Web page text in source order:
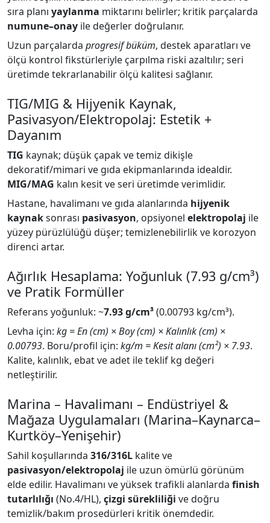
sıra planı yaylanma miktarını belirler; kritik parçalarda
numune–onay ile değerler doğrulanır.
Uzun parçalarda progresif büküm, destek aparatları ve
ölçü kontrol fikstürleriyle çarpılma riski azaltılır; seri
üretimde tekrarlanabilir ölçü kalitesi sağlanır.
TIG/MIG & Hijyenik Kaynak,
Pasivasyon/Elektropolaj: Estetik +
Dayanım
TIG kaynak; düşük çapak ve temiz dikişle
dekoratif/mimari ve gıda ekipmanlarında idealdir.
MIG/MAG kalın kesit ve seri üretimde verimlidir.
Hastane, havalimanı ve gıda alanlarında hijyenik
kaynaksonrası pasivasyon, opsiyonel elektropolaj ile
yüzey pürüzlülüğü düşer; temizlenebilirlik ve korozyon
direnci artar.
Ağırlık Hesaplama: Yoğunluk (7.93 g/cm³)
ve Pratik Formüller
Referans yoğunluk: ~7.93 g/cm³(0.00793 kg/cm³).
Levha için: kg = En (cm) × Boy (cm) × Kalınlık (cm) ×
0.00793. Boru/profil için: kg/m = Kesit alanı (cm²) × 7.93.
Kalite, kalınlık, ebat ve adet ile teklif kg değeri
netleştirilir.
Marina – Havalimanı – Endüstriyel &
Mağaza Uygulamaları (Marina–Kaynarca–
Kurtköy–Yenişehir)
Sahil koşullarında 316/316L kalite ve
pasivasyon/elektropolaj ile uzun ömürlü görünüm
elde edilir. Havalimanı ve yüksek trafikli alanlarda finish
tutarlılığı (No.4/HL), çizgi sürekliliği ve doğru
temizlik/bakım prosedürleri kritik önemdedir.